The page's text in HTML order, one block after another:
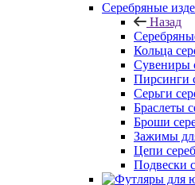
Серебряные
Назад
Кольца
Сувениры
Пирсинги
Серьги
Браслеты
Броши
Зажимы
Цепи
Подвески